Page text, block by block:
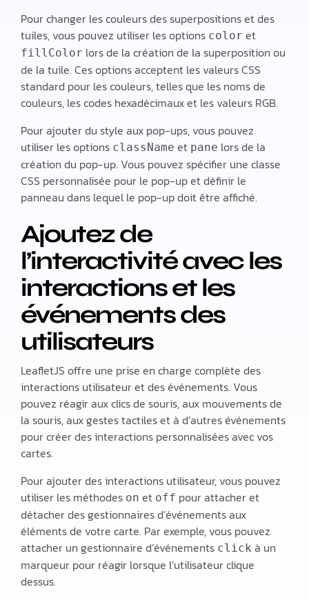
Pour changer les couleurs des superpositions et des
tuiles, vous pouvez utiliser les options color et
fillColor lors de la création de la superposition ou
de la tuile. Ces options acceptent les valeurs CSS
standard pour les couleurs, telles que les noms de
couleurs, les codes hexadécimaux et les valeurs RGB.
Pour ajouter du style aux pop-ups, vous pouvez
utiliser les options className et pane lors de la
création du pop-up. Vous pouvez spécifier une classe
CSS personnalisée pour le pop-up et définir le
panneau dans lequel le pop-up doit être affiché.
Ajoutez de
l’interactivité avec les
interactions et les
événements des
utilisateurs
LeafletJS offre une prise en charge complète des
interactions utilisateur et des événements. Vous
pouvez réagir aux clics de souris, aux mouvements de
la souris, aux gestes tactiles et à d’autres événements
pour créer des interactions personnalisées avec vos
cartes.
Pour ajouter des interactions utilisateur, vous pouvez
utiliser les méthodes on et off pour attacher et
détacher des gestionnaires d’événements aux
éléments de votre carte. Par exemple, vous pouvez
attacher un gestionnaire d’événements click à un
marqueur pour réagir lorsque l’utilisateur clique
dessus.